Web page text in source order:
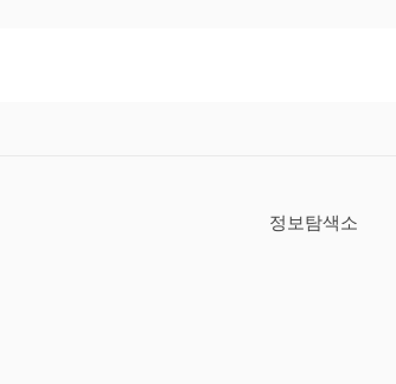
정보탐색소